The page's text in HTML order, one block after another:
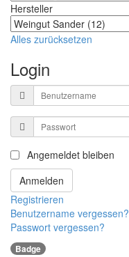
Hersteller
Alles zurücksetzen
Login
Benutzername
Passwort
Angemeldet bleiben
Anmelden
Registrieren
Benutzername vergessen?
Passwort vergessen?
Badge